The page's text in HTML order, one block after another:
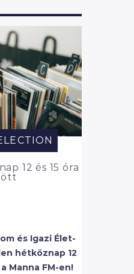
12 és 15 óra
és Igazi Élet-
hétköznap 12
Manna FM-en!